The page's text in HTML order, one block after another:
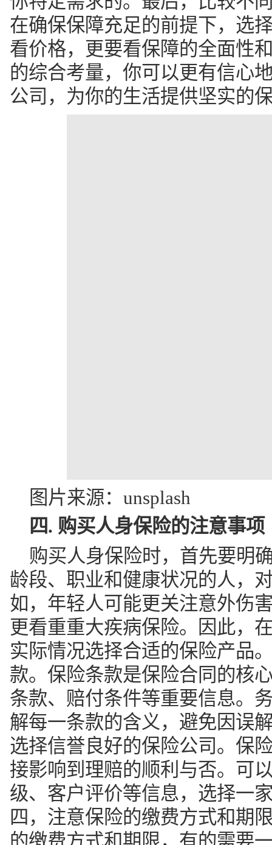
在确保保障充足的前提下，选
看价格，更要看保障的全面性
的综合考量，你可以更有信心
公司，为你的生活提供坚实的
购买人身保险时，首先要明
龄段、职业和健康状况的人，
如，年轻人可能更关注意外伤
更看重重大疾病保险。因此，
实际情况选择合适的保险产品
款。保险条款是保险合同的核
条款、赔付条件等重要信息。
解每一条款的含义，避免因误
选择信誉良好的保险公司。保
接影响到理赔的顺利与否。可
级、客户评价等信息，选择一
四，注意保险的缴费方式和期
的缴费方式和期限，有的需要
缴费。务必根据自己的经济状
免因缴费压力过大而影响生活
整保险计划。随着生活状况的